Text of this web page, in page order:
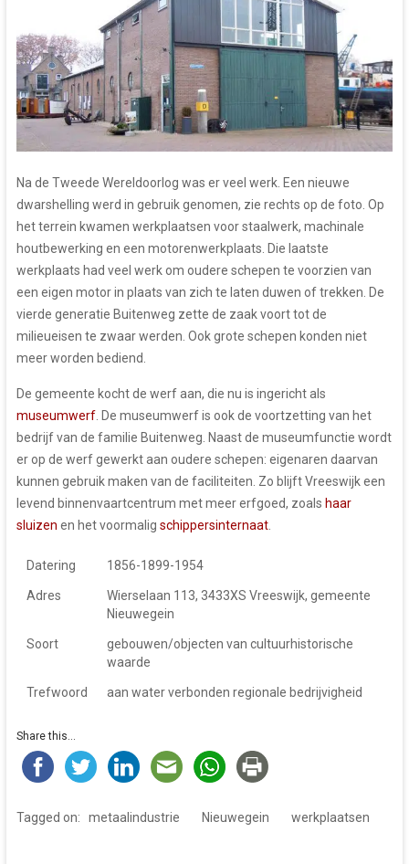
Na de Tweede Wereldoorlog was er veel werk. Een nieuwe
dwarshelling werd in gebruik genomen, zie rechts op de foto. Op
het terrein kwamen werkplaatsen voor staalwerk, machinale
houtbewerking en een motorenwerkplaats. Die laatste
werkplaats had veel werk om oudere schepen te voorzien van
een eigen motor in plaats van zich te laten duwen of trekken. De
vierde generatie Buitenweg zette de zaak voort tot de
milieueisen te zwaar werden. Ook grote schepen konden niet
meer worden bediend.
De gemeente kocht de werf aan, die nu is ingericht als
museumwerf. De museumwerf is ook de voortzetting van het
bedrijf van de familie Buitenweg. Naast de museumfunctie wordt
er op de werf gewerkt aan oudere schepen: eigenaren daarvan
kunnen gebruik maken van de faciliteiten. Zo blijft Vreeswijk een
levend binnenvaartcentrum met meer erfgoed, zoals haar
sluizen en het voormalig schippersinternaat.
Datering 1856-1899-1954
Adres
Wierselaan 113, 3433XS Vreeswijk, gemeente
Nieuwegein
Soort
gebouwen/objecten van cultuurhistorische
waarde
Trefwoord aan water verbonden regionale bedrijvigheid
Share this...
Tagged on: metaalindustrie Nieuwegein werkplaatsen